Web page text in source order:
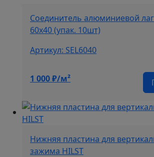
Соединитель алюминиевой
60х40 (упак. 10шт)
Артикул: SEL6040
1 000₽/м²
Нижняя пластина для
зажима HILST